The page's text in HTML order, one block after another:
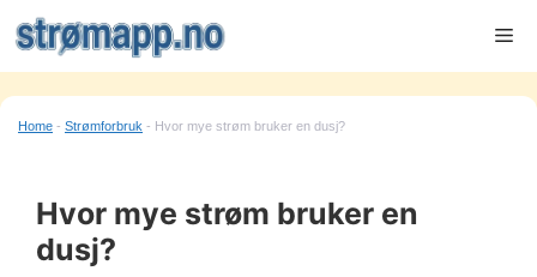
Hopp
innhold
Home - Strømforbruk - Hvor mye strøm bruker en dusj?
Hvor mye strøm bruker en
dusj?